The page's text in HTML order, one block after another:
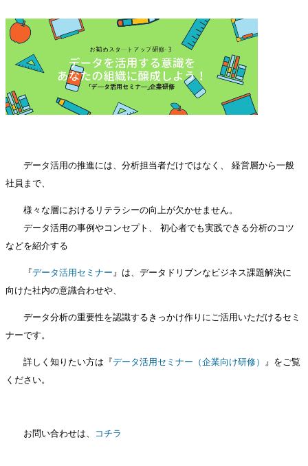
データ活用の推進には、分析担当者だけではなく、 経営層から一般
社員まで、
様々な層におけるリテラシーの向上が欠かせません。
データ活用の事例やコンセプト、 初心者でも実践できる分析のコツ
などを紹介する
『データ活用セミナー』は、データドリブンなビジネス課題解決に
向けた社内の意識合わせや、
データ分析の重要性を認識するきっかけ作りにご活用いただけるセミ
ナーです。
詳しく知りたい方は『データ活用セミナー（企業向け研修） 』をご覧
ください。
お問い合わせは、 コチラ